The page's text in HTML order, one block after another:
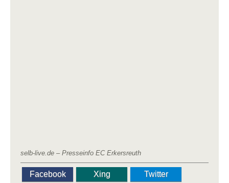
selb-live.de – Presseinfo EC Erkersreuth
Facebook Xing
Twitter